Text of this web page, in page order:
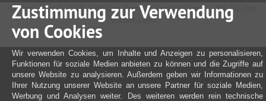
Copyright © 2025 JOM Car Parts & Car Hifi GmbH - Alle Rechte
vorbehalten
Zustimmung zur Verwendung
von Cookies
Wir verwenden Cookies, um Inhalte und Anzeigen zu personalisieren,
Funktionen für soziale Medien anbieten zu können und die Zugriffe auf
unsere Website zu analysieren. Außerdem geben wir Informationen zu
Ihrer Nutzung unserer Website an unsere Partner für soziale Medien,
Werbung und Analysen weiter. Des weiteren werden rein technische